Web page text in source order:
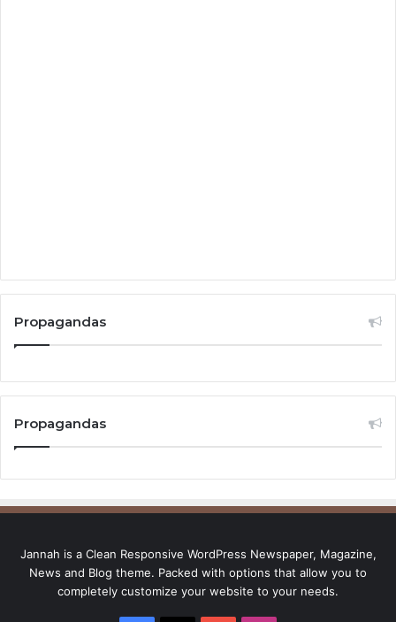
Propagandas
Propagandas
Jannah is a Clean Responsive WordPress Newspaper, Magazine,
News and Blog theme. Packed with options that allow you to
completely customize your website to your needs.